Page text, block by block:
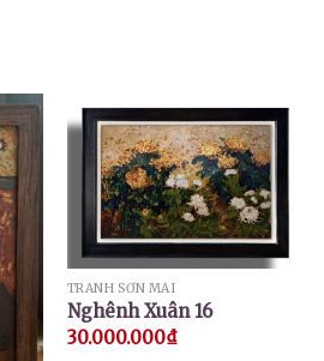
TRANH SƠN MÀI
Nghênh Xuân 16
30.000.000₫